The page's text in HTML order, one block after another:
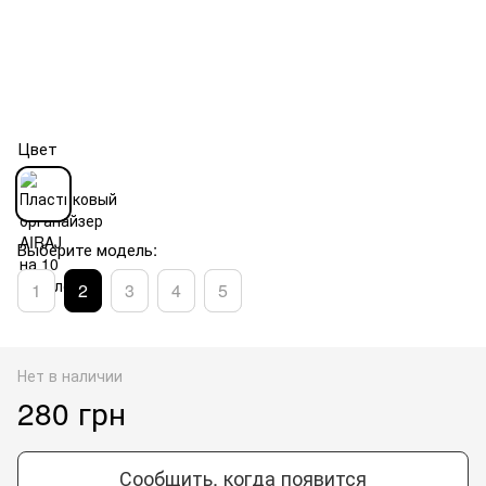
Цвет
Выберите модель:
1 2 3 4 5
Нет в наличии
280 грн
Сообщить, когда появится